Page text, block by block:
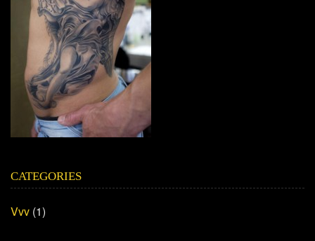
CATEGORIES
Vvv (1)